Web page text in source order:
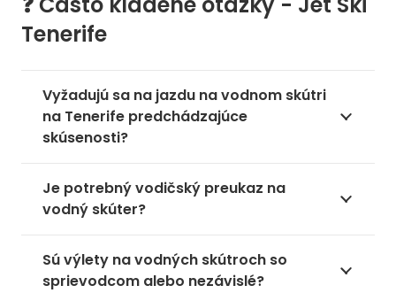
Tenerife
Vyžadujú sa na jazdu na vodnom skútri
na Tenerife predchádzajúce
skúsenosti?
Je potrebný vodičský preukaz na
vodný skúter?
Sú výlety na vodných skútroch so
sprievodcom alebo nezávislé?